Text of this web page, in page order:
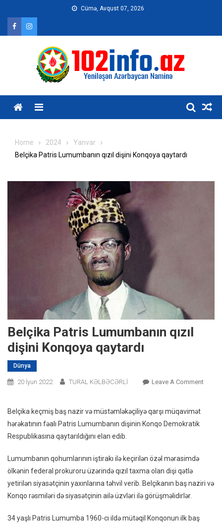
content
Cümə, Avqust 07, 2026
Home 2024
Yanvar
Belçika Patris Lumumbanın qızıl dişini Konqoya qaytardı
Belçika Patris Lumumbanın qızıl
dişini Konqoya qaytardı
Dünya
20 İyun 2022 TURAL KƏLBƏCƏRLİ Leave A CommentOn
Belçika keçmiş baş nazir və müstəmləkəçiliyə qarşı müqavimət
hərəkatının fəalı Patris Lumumbanın dişinin Konqo Demokratik
Respublikasına qaytarıldığını elan edib.
Lumumbanın qohumlarının iştirakı ilə keçirilən özəl mərasimdə
ölkənin federal prokuroru üzərində qızıl taxma olan dişi qətlə
yetirilən siyasətçinin yaxınlarına təhvil verib. Belçikanın baş naziri və
Konqo rəsmiləri də siyasətçinin ailə üzvləri ilə görüşməlidirlər.
34 yaşlı Patris Lumumba 1960-cı ildə mütəqil Konqonun ilk baş